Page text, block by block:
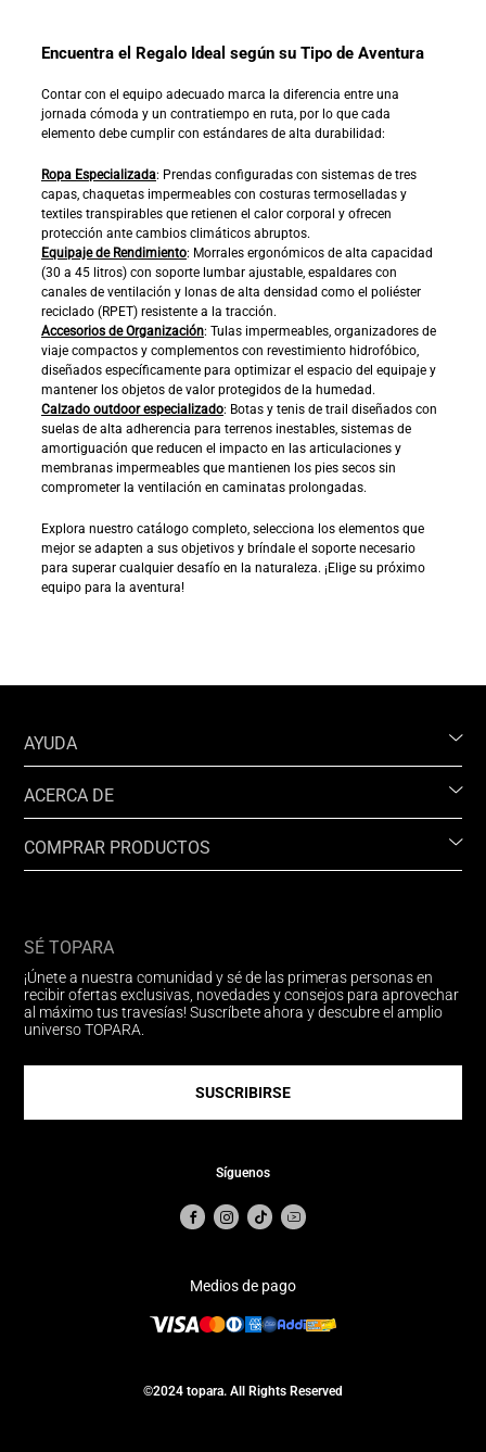
Encuentra el Regalo Ideal según su Tipo de Aventura
Contar con el equipo adecuado marca la diferencia entre una
jornada cómoda y un contratiempo en ruta, por lo que cada
elemento debe cumplir con estándares de alta durabilidad:
Ropa Especializada: Prendas configuradas con sistemas de tres
capas, chaquetas impermeables con costuras termoselladas y
textiles transpirables que retienen el calor corporal y ofrecen
protección ante cambios climáticos abruptos.
Equipaje de Rendimiento: Morrales ergonómicos de alta capacidad
(30 a 45 litros) con soporte lumbar ajustable, espaldares con
canales de ventilación y lonas de alta densidad como el poliéster
reciclado (RPET) resistente a la tracción.
Accesorios de Organización: Tulas impermeables, organizadores de
viaje compactos y complementos con revestimiento hidrofóbico,
diseñados específicamente para optimizar el espacio del equipaje y
mantener los objetos de valor protegidos de la humedad.
Calzado outdoor especializado: Botas y tenis de trail diseñados con
suelas de alta adherencia para terrenos inestables, sistemas de
amortiguación que reducen el impacto en las articulaciones y
membranas impermeables que mantienen los pies secos sin
comprometer la ventilación en caminatas prolongadas.
Explora nuestro catálogo completo, selecciona los elementos que
mejor se adapten a sus objetivos y bríndale el soporte necesario
para superar cualquier desafío en la naturaleza. ¡Elige su próximo
equipo para la aventura!
AYUDA
ACERCA DE
COMPRAR PRODUCTOS
SÉ TOPARA
¡Únete a nuestra comunidad y sé de las primeras personas en
recibir ofertas exclusivas, novedades y consejos para aprovechar
al máximo tus travesías! Suscríbete ahora y descubre el amplio
universo TOPARA.
SUSCRIBIRSE
Síguenos
Medios de pago
©2024 topara. All Rights Reserved